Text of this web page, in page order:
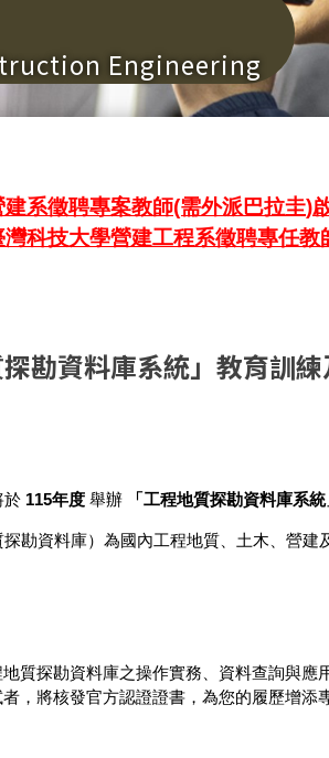
Engineering
系徵聘專案教師(需外派巴拉圭)
灣科技大學營建工程系徵聘專任教
勘資料庫系統」教育訓
於 115年度舉辦 「工程地質探勘資料庫系
勘資料庫）為國內工程地質、土木、營
質探勘資料庫之操作實務、資料查詢與應
，將核發官方認證證書，為您的履歷增添